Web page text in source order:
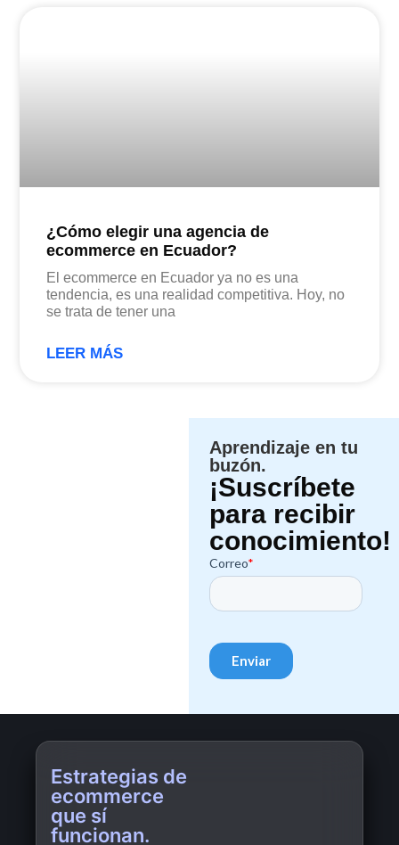
¿Cómo elegir una agencia de
ecommerce en Ecuador?
El ecommerce en Ecuador ya no es una
tendencia, es una realidad competitiva. Hoy, no
se trata de tener una
LEER MÁS
Aprendizaje en tu
buzón.
¡Suscríbete
para recibir
conocimiento!
Estrategias de
ecommerce
que sí
funcionan.